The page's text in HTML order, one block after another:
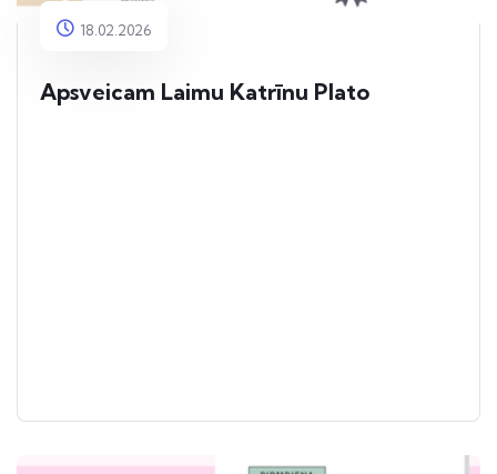
18.02.2026
Apsveicam Laimu Katrīnu Plato